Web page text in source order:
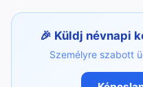
Küldj névnapi
Személyre szabott